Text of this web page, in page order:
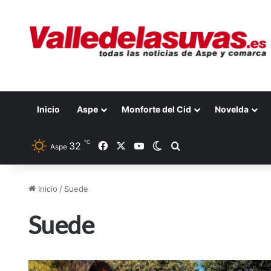
Inicio Aspe Monforte del Cid Novelda
Aspe 32 ℃ FacebookYouTubeSwitch skin
Inicio / Suede
Suede